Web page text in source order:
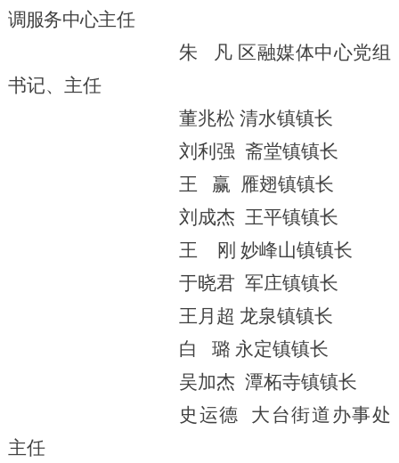
调服务中心主任
朱 凡 区融媒体中心党组
书记、主任
董兆松 清水镇镇长
刘利强 斋堂镇镇长
王 赢
雁翅镇镇长
刘成杰 王平镇镇长
王 刚 妙峰山镇镇长
于晓君 军庄镇镇长
王月超 龙泉镇镇长
白 璐 永定镇镇长
吴加杰 潭柘寺镇镇长
史运德
大台街道办事处
主任